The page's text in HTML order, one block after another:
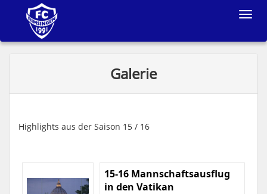
Toggle
Galerie
Highlights aus der Saison 15 / 16
15-16 Mannschaftsausflug
in den Vatikan